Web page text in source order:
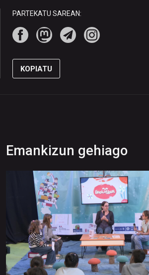
PARTEKATU SAREAN:
KOPIATU
Emankizun gehiago